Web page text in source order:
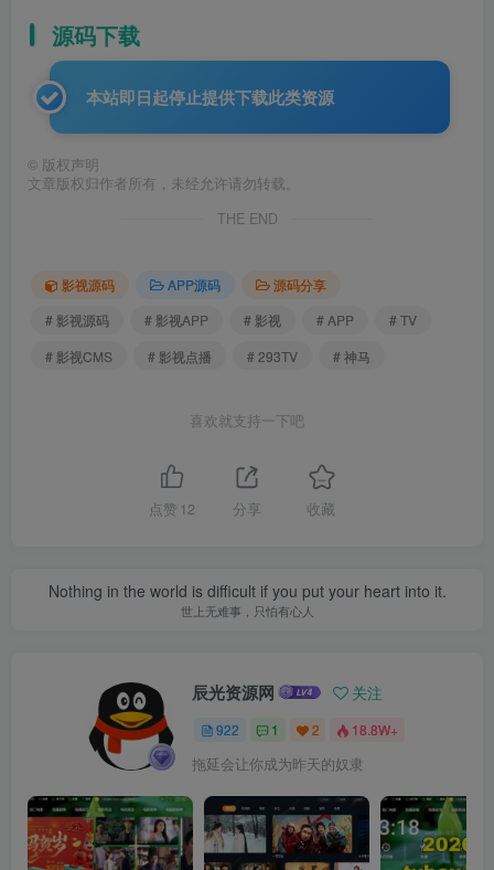
源码下载
本站即日起停止提供下载此类资源
© 版权声明
文章版权归作者所有，未经允许请勿转载。
THE END
影视源码 APP源码
源码分享
# 影视源码
# 影视APP # 影视 # APP
# TV
# 影视CMS
# 影视点播 # 293TV # 神马
喜欢就支持一下吧
点赞 12 分享 收藏
Nothing in the world is difficult if you put your heart into it.
世上无难事，只怕有心人
辰光资源网 关注
922 1 2 18.8W+
拖延会让你成为昨天的奴隶